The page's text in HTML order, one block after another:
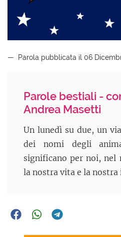
Parola pubblicata il 06
Parole bestiali -
Andrea Masetti
Un lunedì su due, un
dei nomi degli
significano per noi, nel
la nostra vita e la